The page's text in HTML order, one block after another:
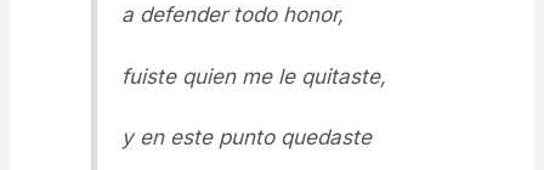
a defender todo honor,
fuiste quien me le quitaste,
y en este punto quedaste